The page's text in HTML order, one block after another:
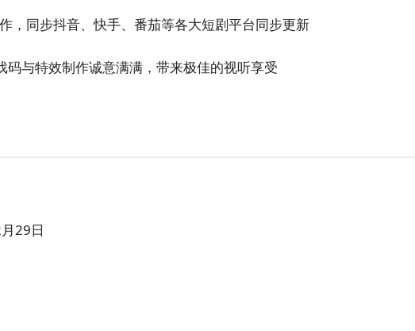
，同步抖音、快手、番茄等各大短剧平台同步更新
码与特效制作诚意满满，带来极佳的视听享受
29日